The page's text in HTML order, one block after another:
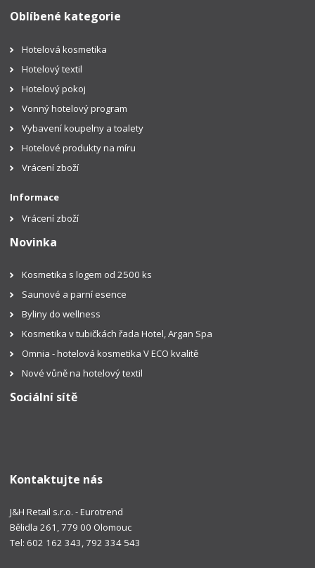
Oblíbené kategorie
Hotelová kosmetika
Hotelový textil
Hotelový pokoj
Vonný hotelový program
Vybavení koupelny a toalety
Hotelové produkty na míru
Vrácení zboží
Informace
Vrácení zboží
Novinka
Kosmetika s logem od 2500 ks
Saunové a parní esence
Byliny do wellness
Kosmetika v tubičkách řada Hotel, Argan Spa
Omnia - hotelová kosmetika V ECO kvalitě
Nové vůně na hotelový textil
Sociální sítě
Kontaktujte nás
J&H Retail s.r.o. - Eurotrend
Bělidla 261, 779 00 Olomouc
Tel: 602 162 343, 792 334 543